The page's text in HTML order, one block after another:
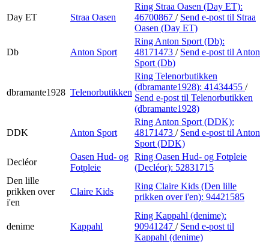
Day ET Straa Oasen
Ring Straa Oasen (Day ET):
46700867 / Send e-post til Straa
Oasen (Day ET)
Db Anton Sport
Ring Anton Sport (Db):
48171473 / Send e-post til Anton
Sport (Db)
dbramante1928 Telenorbutikken
Ring Telenorbutikken
(dbramante1928): 41434455 /
Send e-post til Telenorbutikken
(dbramante1928)
DDK Anton Sport
Ring Anton Sport (DDK):
48171473 / Send e-post til Anton
Sport (DDK)
Decléor
Oasen Hud- og
Fotpleie
Ring Oasen Hud- og Fotpleie
(Decléor): 52831715
Den lille
prikken over
i'en
Claire Kids
Ring Claire Kids (Den lille
prikken over i'en): 94421585
denime Kappahl
Ring Kappahl (denime):
90941247 / Send e-post til
Kappahl (denime)